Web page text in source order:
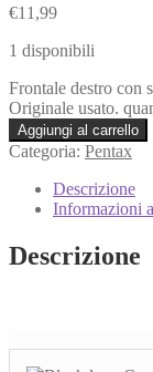
€11,99
1 disponibili
Frontale destro con
Originale usato.
Aggiungi al carrello
Categoria: Pentax
Descrizione
Informazioni
Descrizione